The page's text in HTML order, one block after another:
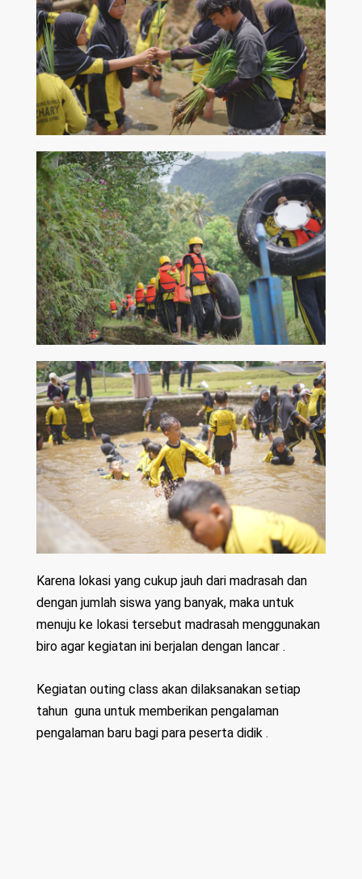
Karena lokasi yang cukup jauh dari madrasah dan
dengan jumlah siswa yang banyak, maka untuk
menuju ke lokasi tersebut madrasah menggunakan
biro agar kegiatan ini berjalan dengan lancar .
Kegiatan outing class akan dilaksanakan setiap
tahun guna untuk memberikan pengalaman
pengalaman baru bagi para peserta didik .